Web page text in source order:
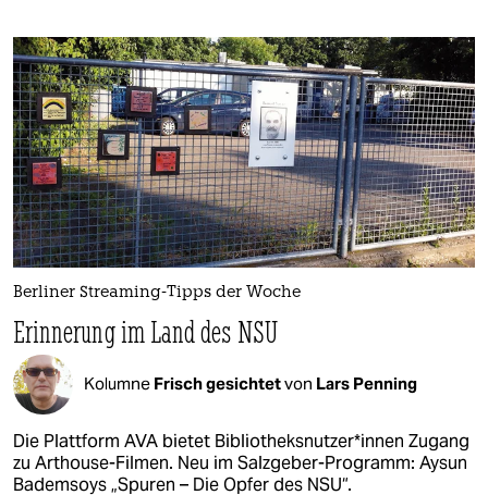
Berliner Streaming-Tipps der Woche
Erinnerung im Land des NSU
Kolumne Frisch gesichtetvon Lars Penning
Die Plattform AVA bietet Bibliotheksnutzer*innen Zugang
zu Arthouse-Filmen. Neu im Salzgeber-Programm: Aysun
Bademsoys „Spuren – Die Opfer des NSU“.